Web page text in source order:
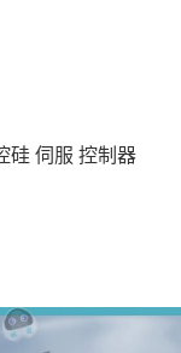
硅 伺服 控制器